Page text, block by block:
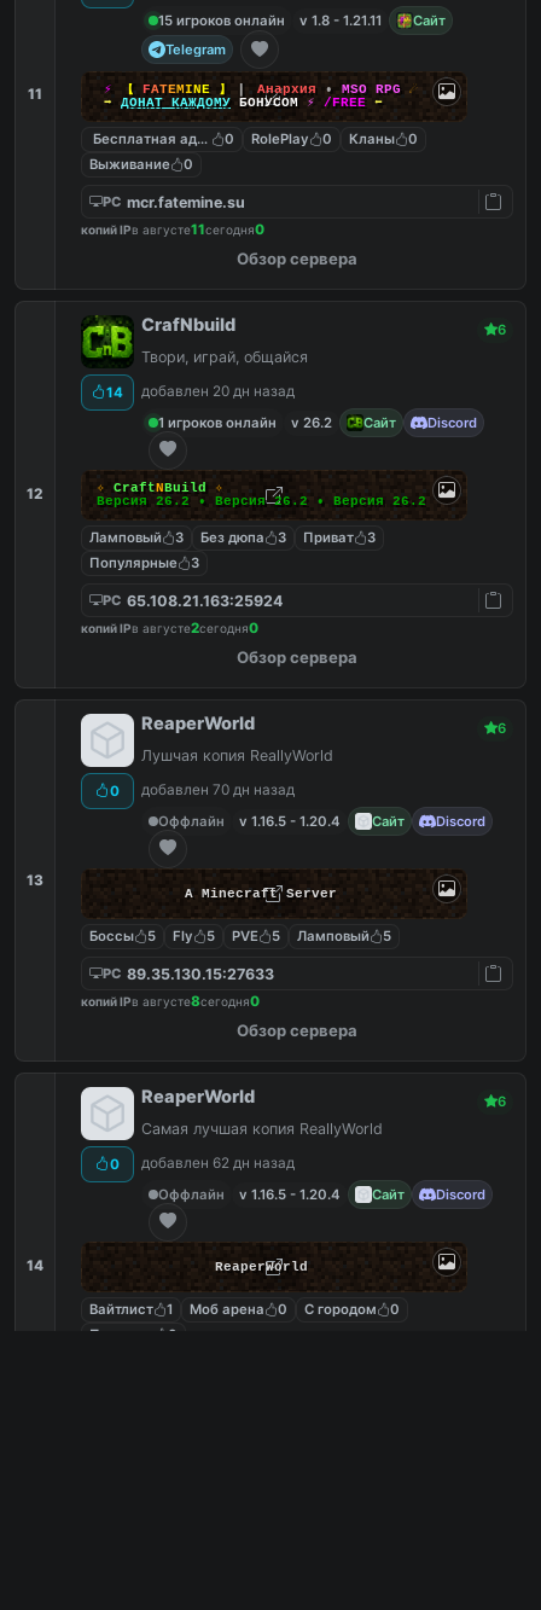
11
15 игроков онлайн
v 1.8 - 1.21.11
Сайт
Telegram
⚡ 【 FATEMINE 】 Анархия • MSO RPG ☄
➡ ДОНАТ КАЖДОМУ БОНУСОМ ⚡ /FREE ⬅
Бесплатная админка
0 RolePlay 0 Кланы
0
Выживание
0
PC mcr.fatemine.su
копий IPв августе11сегодня0
Обзор сервера
12
14
CrafNbuild 6
Твори, играй, общайся
добавлен 20 дн назад
1 игроков онлайн
v 26.2 Сайт Discord
✧ CraftNBuild
✧
Версия 26.2 • Версия 26.2 • Версия 26.2
Ламповый 3 Без дюпа 3 Приват
3
Популярные
3
PC 65.108.21.163:25924
копий IPв августе2сегодня0
Обзор сервера
13
0
ReaperWorld 6
Лушчая копия ReallyWorld
добавлен 70 дн назад
Оффлайн
v 1.16.5 - 1.20.4 Сайт Discord
A Minecraft Server
Боссы 5 Fly 5 PVE 5 Ламповый 5
PC 89.35.130.15:27633
копий IPв августе8сегодня0
Обзор сервера
14
0
ReaperWorld 6
Самая лучшая копия ReallyWorld
добавлен 62 дн назад
Оффлайн
v 1.16.5 - 1.20.4 Сайт Discord
ReaperWorld
Вайтлист 1 Моб арена 0 С городом
0
Питомцы
0